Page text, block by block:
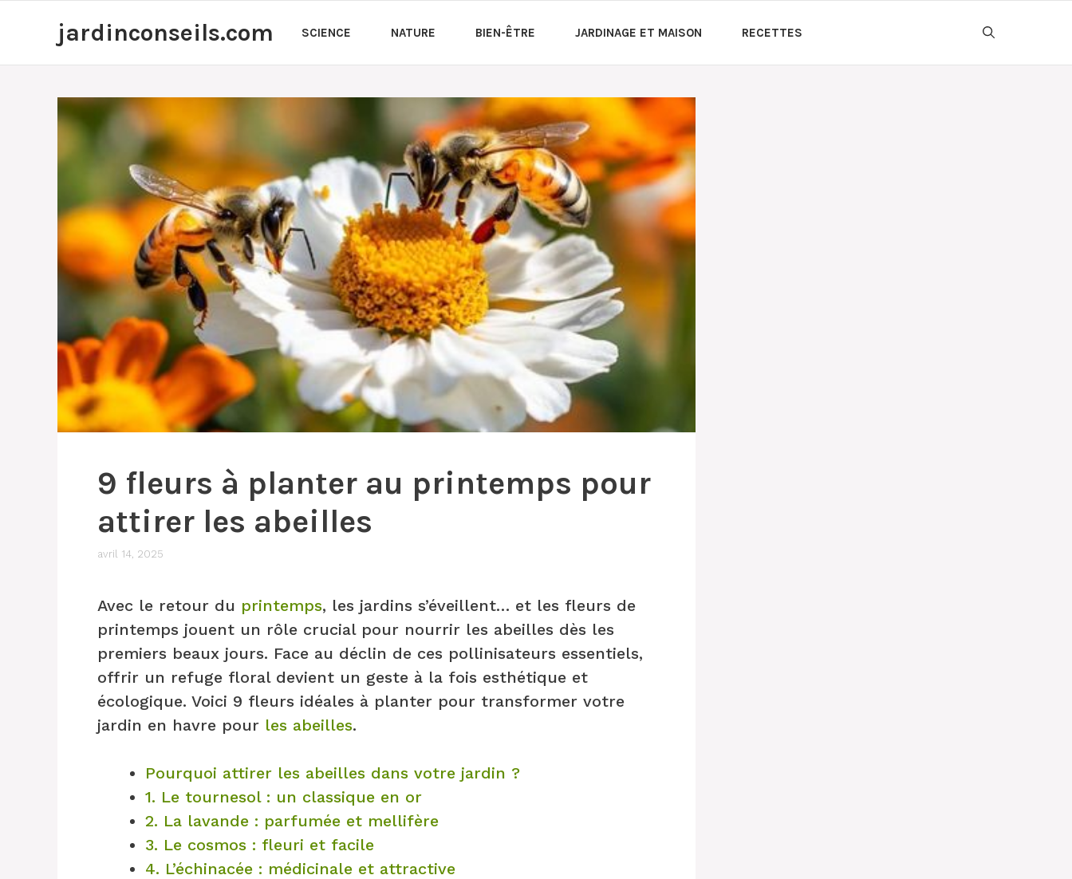
jardinconseils.com SCIENCE NATURE BIEN-ÊTRE JARDINAGE ET MAISON RECETTES
9 fleurs à planter au printemps pour
attirer les abeilles
avril 14, 2025
Avec le retour du printemps, les jardins s’éveillent… et les fleurs de
printemps jouent un rôle crucial pour nourrir les abeilles dès les
premiers beaux jours. Face au déclin de ces pollinisateurs essentiels,
offrir un refuge floral devient un geste à la fois esthétique et
écologique. Voici 9 fleurs idéales à planter pour transformer votre
jardin en havre pour les abeilles.
Pourquoi attirer les abeilles dans votre jardin ?
1. Le tournesol : un classique en or
2. La lavande : parfumée et mellifère
3. Le cosmos : fleuri et facile
4. L’échinacée : médicinale et attractive